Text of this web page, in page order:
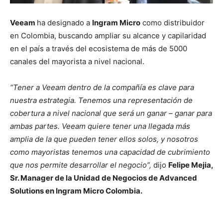
Veeam ha designado a Ingram Micro como distribuidor
en Colombia, buscando ampliar su alcance y capilaridad
en el país a través del ecosistema de más de 5000
canales del mayorista a nivel nacional.
“Tener a Veeam dentro de la compañía es clave para
nuestra estrategia. Tenemos una representación de
cobertura a nivel nacional que será un ganar – ganar para
ambas partes. Veeam quiere tener una llegada más
amplia de la que pueden tener ellos solos, y nosotros
como mayoristas tenemos una capacidad de cubrimiento
que nos permite desarrollar el negocio”, dijo Felipe Mejia,
Sr. Manager de la Unidad de Negocios de Advanced
Solutions en Ingram Micro Colombia.